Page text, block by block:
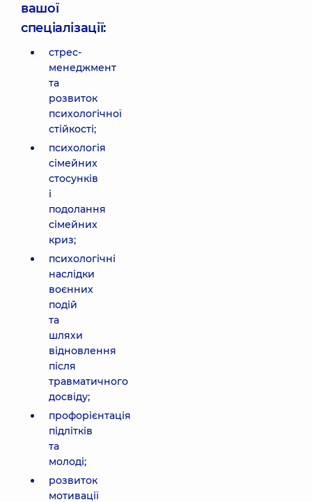
вашої
спеціалізації:
стрес-
менеджмент
та
розвиток
психологічної
стійкості;
психологія
сімейних
стосунків
і
подолання
сімейних
криз;
психологічні
наслідки
воєнних
подій
та
шляхи
відновлення
після
травматичного
досвіду;
профорієнтація
підлітків
та
молоді;
розвиток
мотивації